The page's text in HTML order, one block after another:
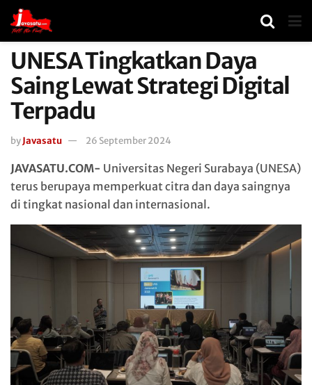
UNESA Tingkatkan Daya
Saing Lewat Strategi Digital
Terpadu
byJavasatu 26 September 2024
JAVASATU.COM- Universitas Negeri Surabaya (UNESA)
terus berupaya memperkuat citra dan daya saingnya
di tingkat nasional dan internasional.